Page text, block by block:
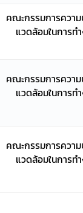
คณะกรรมการควา
แวดล้อมในการท
คณะกรรมการควา
แวดล้อมในการท
คณะกรรมการควา
แวดล้อมในการท